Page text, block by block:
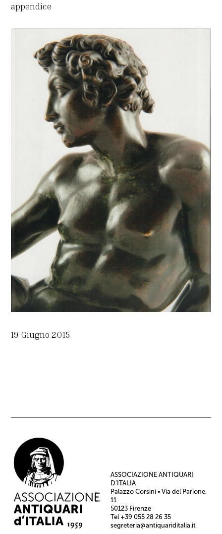
appendice
19 Giugno 2015
ASSOCIAZIONE ANTIQUARI
D’ITALIA
Palazzo Corsini • Via del Parione,
11
50123 Firenze
Tel +39 055 28 26 35
segreteria@antiquariditalia.it